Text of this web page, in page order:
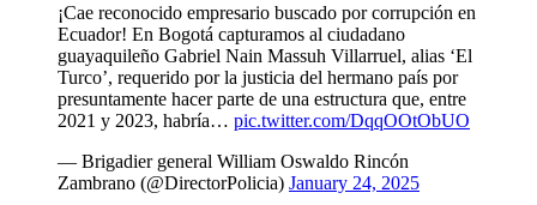
¡Cae reconocido empresario buscado por corrupción en
Ecuador! En Bogotá capturamos al ciudadano
guayaquileño Gabriel Nain Massuh Villarruel, alias ‘El
Turco’, requerido por la justicia del hermano país por
presuntamente hacer parte de una estructura que, entre
2021 y 2023, habría… pic.twitter.com/DqqOOtObUO
— Brigadier general William Oswaldo Rincón
Zambrano (@DirectorPolicia) January 24, 2025